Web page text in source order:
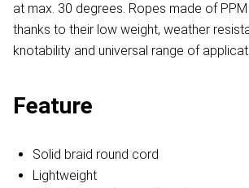
at max. 30 degrees. Ropes made of
thanks to their low weight, weather
knotability and universal range of
Feature
Solid braid round cord
Lightweight